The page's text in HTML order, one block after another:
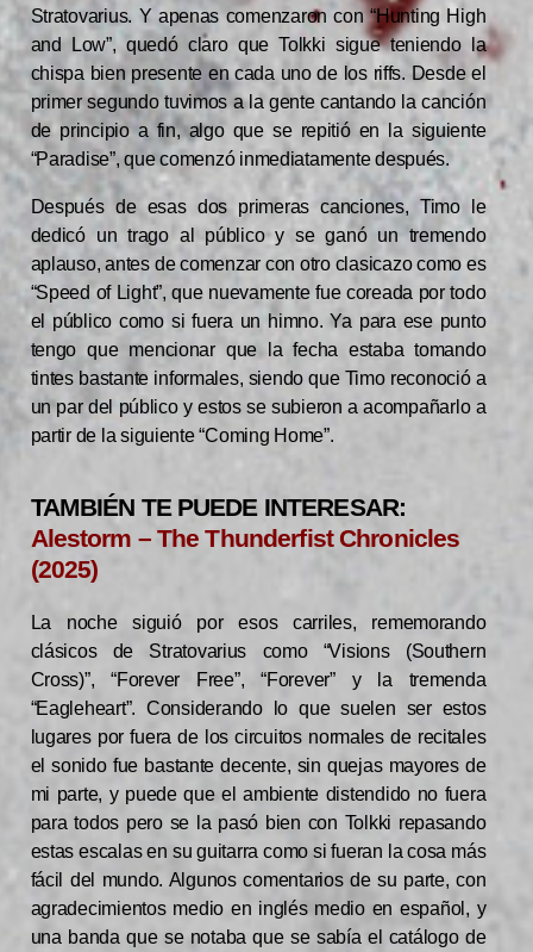
Stratovarius. Y apenas comenzaron con “Hunting High
and Low”, quedó claro que Tolkki sigue teniendo la
chispa bien presente en cada uno de los riffs. Desde el
primer segundo tuvimos a la gente cantando la canción
de principio a fin, algo que se repitió en la siguiente
“Paradise”, que comenzó inmediatamente después.
Después de esas dos primeras canciones, Timo le
dedicó un trago al público y se ganó un tremendo
aplauso, antes de comenzar con otro clasicazo como es
“Speed of Light”, que nuevamente fue coreada por todo
el público como si fuera un himno. Ya para ese punto
tengo que mencionar que la fecha estaba tomando
tintes bastante informales, siendo que Timo reconoció a
un par del público y estos se subieron a acompañarlo a
partir de la siguiente “Coming Home”.
TAMBIÉN TE PUEDE INTERESAR:
Alestorm – The Thunderfist Chronicles
(2025)
La noche siguió por esos carriles, rememorando
clásicos de Stratovarius como “Visions (Southern
Cross)”, “Forever Free”, “Forever” y la tremenda
“Eagleheart”. Considerando lo que suelen ser estos
lugares por fuera de los circuitos normales de recitales
el sonido fue bastante decente, sin quejas mayores de
mi parte, y puede que el ambiente distendido no fuera
para todos pero se la pasó bien con Tolkki repasando
estas escalas en su guitarra como si fueran la cosa más
fácil del mundo. Algunos comentarios de su parte, con
agradecimientos medio en inglés medio en español, y
una banda que se notaba que se sabía el catálogo de